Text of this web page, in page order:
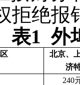
拒绝报
表1外
北京、
济
240